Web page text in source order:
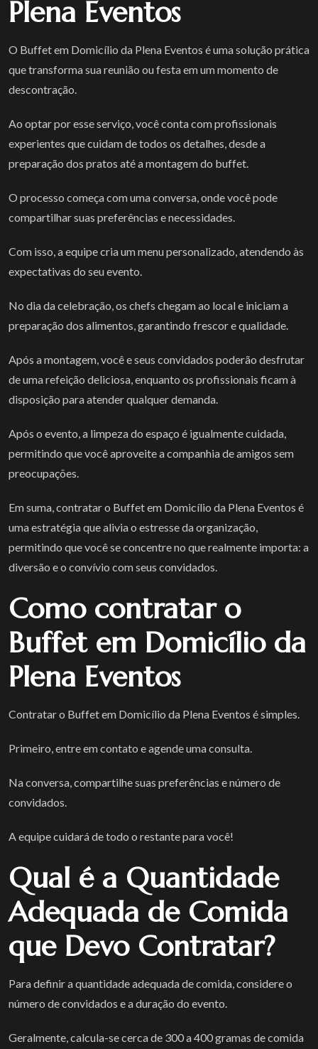
Plena Eventos
O Buffet em Domicílio da Plena Eventos é uma solução prática
que transforma sua reunião ou festa em um momento de
descontração.
Ao optar por esse serviço, você conta com profissionais
experientes que cuidam de todos os detalhes, desde a
preparação dos pratos até a montagem do buffet.
O processo começa com uma conversa, onde você pode
compartilhar suas preferências e necessidades.
Com isso, a equipe cria um menu personalizado, atendendo às
expectativas do seu evento.
No dia da celebração, os chefs chegam ao local e iniciam a
preparação dos alimentos, garantindo frescor e qualidade.
Após a montagem, você e seus convidados poderão desfrutar
de uma refeição deliciosa, enquanto os profissionais ficam à
disposição para atender qualquer demanda.
Após o evento, a limpeza do espaço é igualmente cuidada,
permitindo que você aproveite a companhia de amigos sem
preocupações.
Em suma, contratar o Buffet em Domicílio da Plena Eventos é
uma estratégia que alivia o estresse da organização,
permitindo que você se concentre no que realmente importa: a
diversão e o convívio com seus convidados.
Como contratar o
Buffet em Domicílio da
Plena Eventos
Contratar o Buffet em Domicílio da Plena Eventos é simples.
Primeiro, entre em contato e agende uma consulta.
Na conversa, compartilhe suas preferências e número de
convidados.
A equipe cuidará de todo o restante para você!
Qual é a Quantidade
Adequada de Comida
que Devo Contratar?
Para definir a quantidade adequada de comida, considere o
número de convidados e a duração do evento.
Geralmente, calcula-se cerca de 300 a 400 gramas de comida